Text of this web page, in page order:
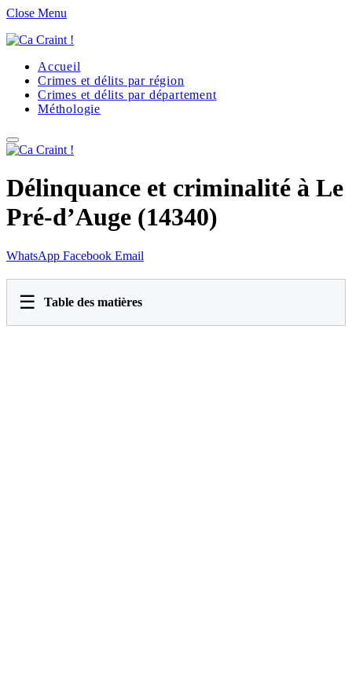
Close Menu
Accueil
Crimes et délits par région
Crimes et délits par département
Méthologie
Délinquance et criminalité à Le
Pré-d’Auge (14340)
WhatsApp Facebook Email
☰ Table des matières